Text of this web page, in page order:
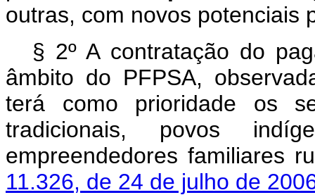
outras, com novos potenciais
§ 2º A contratação do
âmbito do PFPSA,
terá como prioridade os
tradicionais, povos
empreendedores familiares
11.326, de 24 de julho de